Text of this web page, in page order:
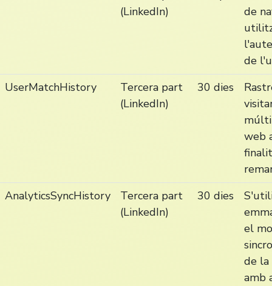
(LinkedIn)
de
de
UserMatchHistory
Tercera part
(LinkedIn)
30 dies
web
AnalyticsSyncHistory
Tercera part
(LinkedIn)
30 dies
el
de la
amb